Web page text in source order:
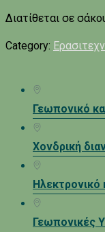
Διατίθεται σε
Category:
Γεωπονικό
Χονδρική
Ηλεκτρονικό
Γεωπονικές